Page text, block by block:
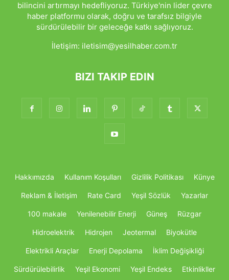
bilincini artırmayı hedefliyoruz. Türkiye'nin lider çevre
haber platformu olarak, doğru ve tarafsız bilgiyle
sürdürülebilir bir geleceğe katkı sağlıyoruz.
İletişim: iletisim@yesilhaber.com.tr
BIZI TAKIP EDIN
Hakkımızda Kullanım Koşulları Gizlilik Politikası Künye
Reklam & İletişim Rate Card Yeşil Sözlük Yazarlar
100 makale Yenilenebilir Enerji Güneş Rüzgar
Hidroelektrik Hidrojen Jeotermal Biyokütle
Elektrikli Araçlar Enerji Depolama İklim Değişikliği
Sürdürülebilirlik Yeşil Ekonomi Yeşil Endeks Etkinlikller